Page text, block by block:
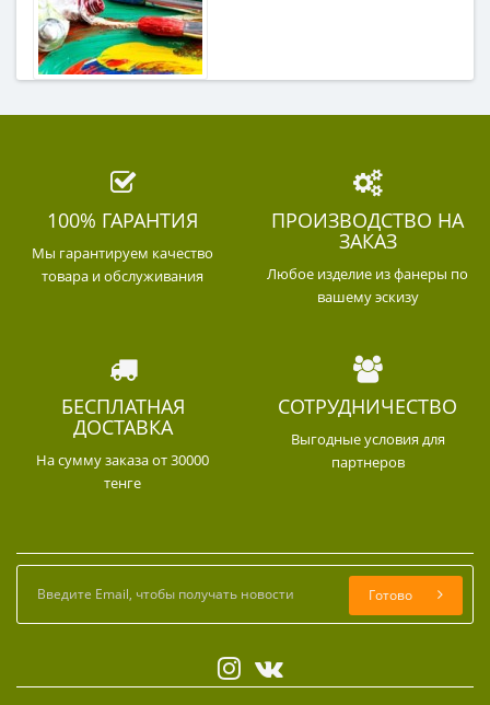
100% ГАРАНТИЯ
Мы гарантируем качество
товара и обслуживания
ПРОИЗВОДСТВО НА
ЗАКАЗ
Любое изделие из фанеры по
вашему эскизу
БЕСПЛАТНАЯ
ДОСТАВКА
На сумму заказа от 30000
тенге
СОТРУДНИЧЕСТВО
Выгодные условия для
партнеров
Готово